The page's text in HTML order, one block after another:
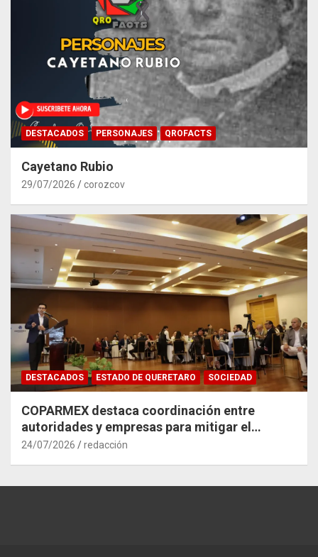
DESTACADOS PERSONAJES QROFACTS
Cayetano Rubio
29/07/2026 corozcov
DESTACADOS ESTADO DE QUERETARO SOCIEDAD
COPARMEX destaca coordinación entre
autoridades y empresas para mitigar el
impacto del Tren México–Querétaro
24/07/2026 redacción